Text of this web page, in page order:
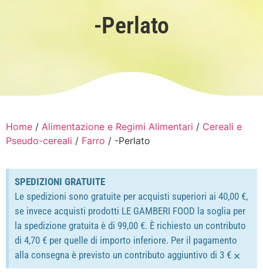
-Perlato
Home / Alimentazione e Regimi Alimentari / Cereali e
Pseudo-cereali / Farro / -Perlato
SPEDIZIONI GRATUITE
Le spedizioni sono gratuite per acquisti superiori ai 40,00 €,
se invece acquisti prodotti LE GAMBERI FOOD la soglia per
la spedizione gratuita è di 99,00 €. È richiesto un contributo
di 4,70 € per quelle di importo inferiore. Per il pagamento
alla consegna è previsto un contributo aggiuntivo di 3 € ×